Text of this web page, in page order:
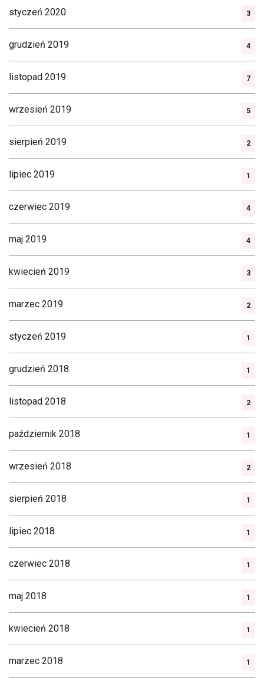
styczeń 2020 3
grudzień 2019 4
listopad 2019 7
wrzesień 2019 5
sierpień 2019 2
lipiec 2019 1
czerwiec 2019 4
maj 2019 4
kwiecień 2019 3
marzec 2019 2
styczeń 2019 1
grudzień 2018 1
listopad 2018 2
październik 2018 1
wrzesień 2018 2
sierpień 2018 1
lipiec 2018 1
czerwiec 2018 1
maj 2018 1
kwiecień 2018 1
marzec 2018 1